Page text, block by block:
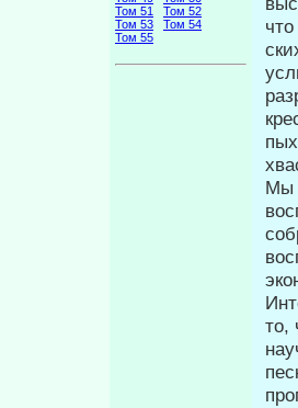
Том 51
Том 52
Том 53
Том 54
Том 55
Мы
то,